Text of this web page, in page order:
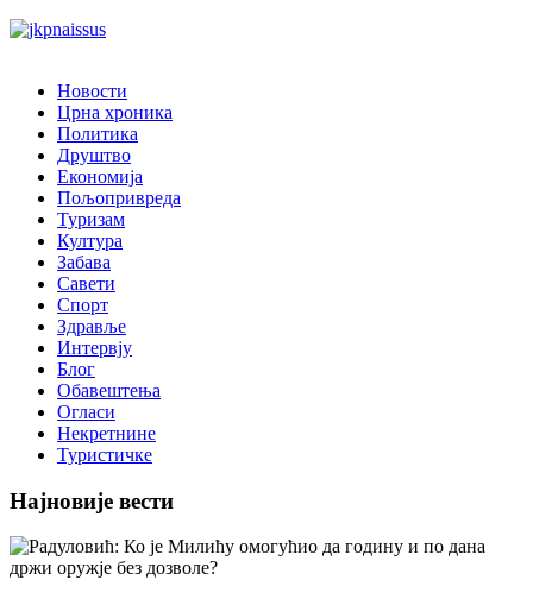
Новости
Црна хроника
Политика
Друштво
Економија
Пољопривреда
Туризам
Култура
Забава
Савети
Спорт
Здравље
Интервју
Блог
Обавештења
Огласи
Некретнине
Туристичке
Најновије вести